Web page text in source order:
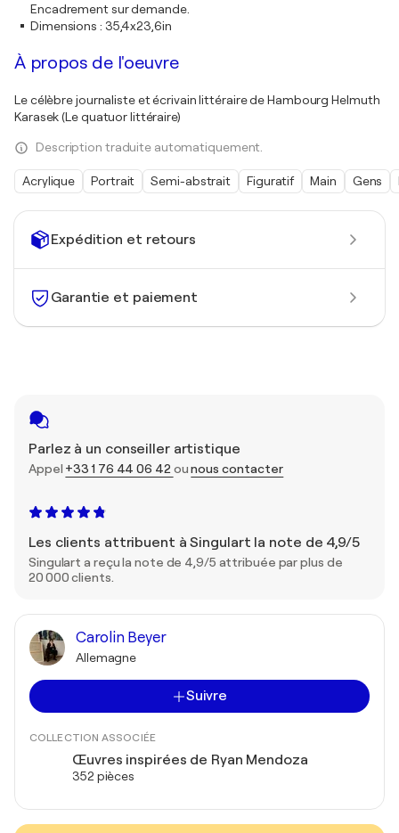
Expédition et retours
Garantie et paiement
Parlez à un conseiller artistique
Appel +33 1 76 44 06 42ounous contacter
Les clients attribuent à Singulart la note de 4,9/5
Singulart a reçu la note de 4,9/5 attribuée par plus de
20 000 clients.
Carolin Beyer
Allemagne
Suivre
COLLECTION ASSOCIÉE
Œuvres inspirées de Ryan Mendoza
352 pièces
Encadrement sur demande.
Dimensions : 35,4x23,6in
À propos de l'oeuvre
Le célèbre journaliste et écrivain littéraire de Hambourg Helmuth
Karasek (Le quatuor littéraire)
Description traduite automatiquement.
Acrylique Portrait Semi-abstrait Figuratif Main Gens